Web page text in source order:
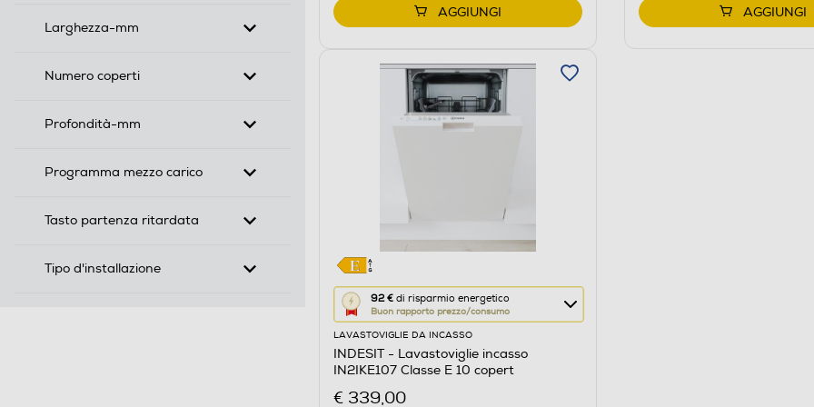
Larghezza-mm
Numero coperti
Profondità-mm
Programma mezzo carico
Tasto partenza ritardata
Tipo d'installazione
AGGIUNGI AGGIUNGI
92 € di risparmio energetico
Buon rapporto prezzo/consumo
Questa
azione
aprirà
il
LAVASTOVIGLIE DA INCASSO
INDESIT - Lavastoviglie incasso
IN2IKE107 Classe E 10 copert
€ 339,00